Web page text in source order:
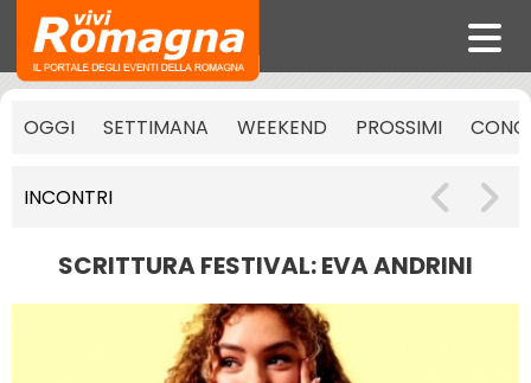
OGGI SETTIMANA WEEKEND PROSSIMI
INCONTRI
SCRITTURA FESTIVAL: EVA ANDRINI